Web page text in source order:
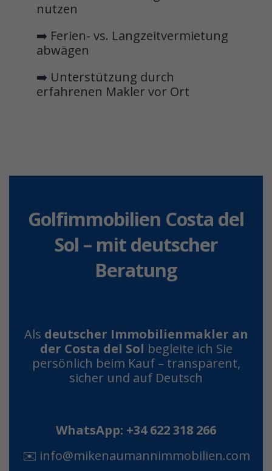
nutzen
➡️ Ferien- vs. Langzeitvermietung
abwägen
➡️ Unterstützung durch
erfahrenen Makler vor Ort
Golfimmobilien Costa del
Sol – mit deutscher
Beratung
Als deutscher Immobilienmakler an
der Costa del Sol begleite ich Sie
persönlich beim Kauf – transparent,
sicher und auf Deutsch
WhatsApp: +34 622 318 266
✉️ info@mikenaumannimmobilien.com